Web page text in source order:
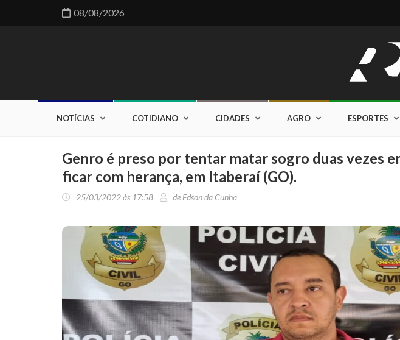
08/08/2026
NOTÍCIAS COTIDIANO CIDADES AGRO ESPORTES
Genro é preso por tentar matar sogro duas vezes
ficar com herança, em Itaberaí (GO).
25/03/2022 às 17:58 de Edson da Cunha